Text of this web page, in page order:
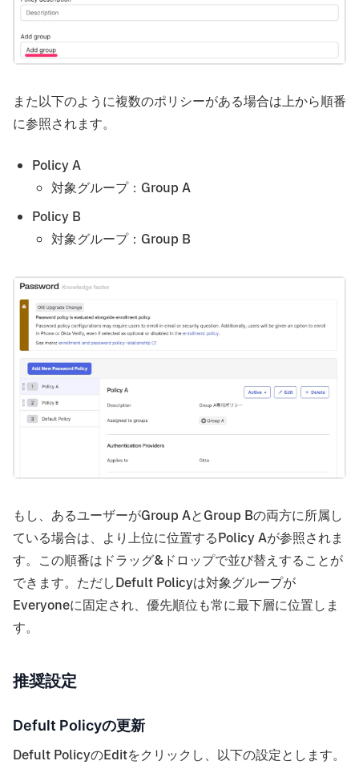
また以下のように複数のポリシーがある場合は上から順番
に参照されます。
Policy A
対象グループ：Group A
Policy B
対象グループ：Group B
もし、あるユーザーがGroup AとGroup Bの両方に所属し
ている場合は、より上位に位置するPolicy Aが参照されま
す。この順番はドラッグ&ドロップで並び替えすることが
できます。ただしDefult Policyは対象グループが
Everyoneに固定され、優先順位も常に最下層に位置しま
す。
推奨設定
Defult Policyの更新
Defult PolicyのEditをクリックし、以下の設定とします。